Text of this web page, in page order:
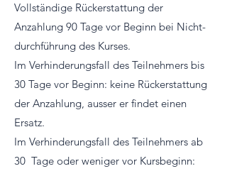
Vollständige Rückerstattung der
Anzahlung 90 Tage vor Beginn bei Nicht-
durchführung des Kurses.
Im Verhinderungsfall des Teilnehmers bis
30 Tage vor Beginn: keine Rückerstattung
der Anzahlung, ausser er findet einen
Ersatz.
Im Verhinderungsfall des Teilnehmers ab
30 Tage oder weniger vor Kursbeginn: